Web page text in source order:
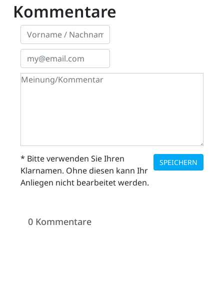
Kommentare
SPEICHERN
* Bitte verwenden Sie Ihren
Klarnamen. Ohne diesen kann Ihr
Anliegen nicht bearbeitet werden.
0 Kommentare